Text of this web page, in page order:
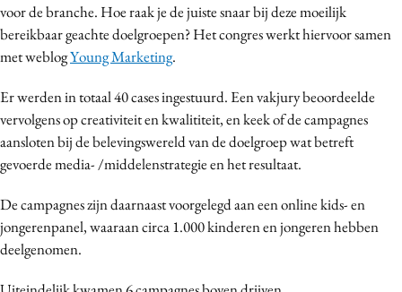
Effectiviteit
Gedragsverandering
Influencer marketing
Interne communicatie
Martech
Media
Merkstrategie
PR
Programmatic
Purpose Marketing
voor de branche. Hoe raak je de juiste snaar bij deze moeilijk
bereikbaar geachte doelgroepen? Het congres werkt hiervoor samen
met weblogYoung Marketing.
Er werden in totaal 40 cases ingestuurd. Een vakjury beoordeelde
vervolgens op creativiteit en kwalititeit, en keek of de campagnes
aansloten bij de belevingswereld van de doelgroep wat betreft
gevoerde media- /middelenstrategie en het resultaat.
De campagnes zijn daarnaast voorgelegd aan een online kids- en
jongerenpanel, waaraan circa 1.000 kinderen en jongeren hebben
deelgenomen.